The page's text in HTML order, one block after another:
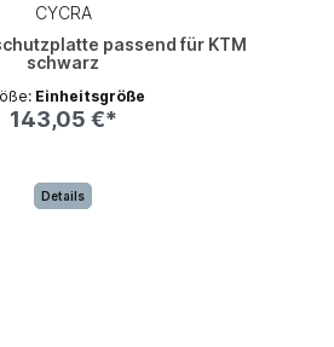
CYCRA
passend für KTM
schwarz
Einheitsgröße
143,05 €*
Details